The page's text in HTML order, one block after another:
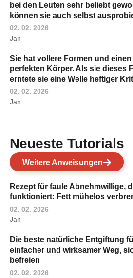
bei den Leuten sehr beliebt
können sie auch selbst
02. 02. 2026
Jan
Sie hat vollere Formen und
perfekten Körper. Als sie dieses
erntete sie eine Welle heftiger
02. 02. 2026
Jan
Neueste Tutorials
Weitere Anweisungen
Rezept für faule Abnehmwillige,
funktioniert: Fett mühelos
02. 02. 2026
Jan
Die beste natürliche Entgiftung
einfacher und wirksamer Weg,
befreien
02. 02. 2026